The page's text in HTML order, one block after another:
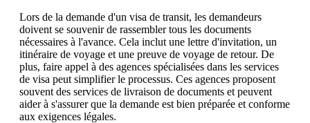
Lors de la demande d'un visa de transit, les demandeurs
doivent se souvenir de rassembler tous les documents
nécessaires à l'avance. Cela inclut une lettre d'invitation, un
itinéraire de voyage et une preuve de voyage de retour. De
plus, faire appel à des agences spécialisées dans les services
de visa peut simplifier le processus. Ces agences proposent
souvent des services de livraison de documents et peuvent
aider à s'assurer que la demande est bien préparée et conforme
aux exigences légales.